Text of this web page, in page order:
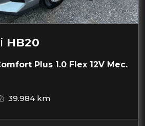
HB20
Plus 1.0 Flex 12V Mec.
39.984 km